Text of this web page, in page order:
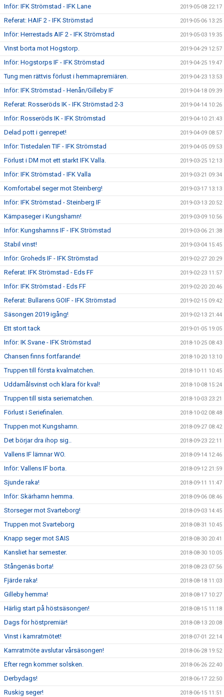
Inför: IFK Strömstad - IFK Lane 2019-05-08 22:17
Referat: HAIF 2 - IFK Strömstad 2019-05-06 13:25
Inför: Herrestads AIF 2 - IFK Strömstad 2019-05-03 19:35
Vinst borta mot Hogstorp. 2019-04-29 12:57
Inför: Hogstorps IF - IFK Strömstad 2019-04-25 19:47
Tung men rättvis förlust i hemmapremiären. 2019-04-23 13:53
Inför: IFK Strömstad - Henån/Gilleby IF 2019-04-18 09:39
Referat: Rosseröds IK - IFK Strömstad 2-3 2019-04-14 10:26
Inför: Rosseröds IK - IFK Strömstad 2019-04-10 21:43
Delad pott i genrepet! 2019-04-09 08:57
Inför: Tistedalen TIF - IFK Strömstad 2019-04-05 09:53
Förlust i DM mot ett starkt IFK Valla. 2019-03-25 12:13
Inför: IFK Strömstad - IFK Valla 2019-03-21 09:34
Komfortabel seger mot Steinberg! 2019-03-17 13:13
Inför: IFK Strömstad - Steinberg IF 2019-03-13 20:52
Kämpaseger i Kungshamn! 2019-03-09 10:56
Inför: Kungshamns IF - IFK Strömstad 2019-03-06 21:38
Stabil vinst! 2019-03-04 15:45
Inför: Groheds IF - IFK Strömstad 2019-02-27 20:29
Referat: IFK Strömstad - Eds FF 2019-02-23 11:57
Inför: IFK Strömstad - Eds FF 2019-02-20 20:46
Referat: Bullarens GOIF - IFK Strömstad 2019-02-15 09:42
Säsongen 2019 igång! 2019-02-13 21:44
Ett stort tack 2019-01-05 19:05
Inför: IK Svane - IFK Strömstad 2018-10-25 08:43
Chansen finns fortfarande! 2018-10-20 13:10
Truppen till första kvalmatchen. 2018-10-11 10:45
Uddamålsvinst och klara för kval! 2018-10-08 15:24
Truppen till sista seriematchen. 2018-10-03 23:21
Förlust i Seriefinalen. 2018-10-02 08:48
Truppen mot Kungshamn. 2018-09-27 08:42
Det börjar dra ihop sig.. 2018-09-23 22:11
Vallens IF lämnar WO. 2018-09-14 12:46
Inför: Vallens IF borta. 2018-09-12 21:59
Sjunde raka! 2018-09-11 11:47
Inför: Skärhamn hemma. 2018-09-06 08:46
Storseger mot Svarteborg! 2018-09-03 14:45
Truppen mot Svarteborg 2018-08-31 10:45
Knapp seger mot SAIS 2018-08-30 20:41
Kansliet har semester. 2018-08-30 10:05
Stångenäs borta! 2018-08-23 07:56
Fjärde raka! 2018-08-18 11:03
Gilleby hemma! 2018-08-17 10:27
Härlig start på höstsäsongen! 2018-08-15 11:18
Dags för höstpremiär! 2018-08-13 20:08
Vinst i kamratmötet! 2018-07-01 22:14
Kamratmöte avslutar vårsäsongen! 2018-06-28 19:52
Efter regn kommer solsken. 2018-06-26 22:40
Derbydags! 2018-06-17 22:50
Ruskig seger! 2018-06-15 11:51